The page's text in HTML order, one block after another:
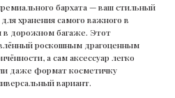
бархата — ваш стильный
хранения самого важного в
в дорожном багаже. Этот
роскошным драгоценным
а сам аксессуар легко
даже формат косметичку
вариант.